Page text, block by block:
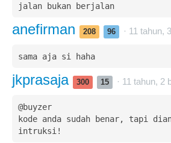
jalan bukan berjalan
anefirman 208 96 · 11 tahun,
sama aja si haha
jkprasaja 300 15 · 11 tahun, 2
@buyzer
kode anda sudah benar, tapi
intruksi!